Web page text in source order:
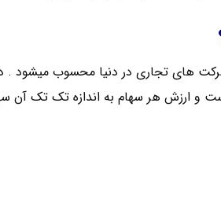
های تجاری در دنیا محسوب میشود
و ارزش هر سهام به اندازه تک تک آن